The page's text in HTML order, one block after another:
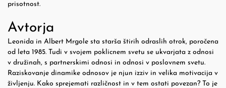
prisotnost.
Avtorja
Leonida in Albert Mrgole sta starša štirih odraslih otrok, poročena
od leta 1985. Tudi v svojem poklicnem svetu se ukvarjata z odnosi
v družinah, s partnerskimi odnosi in odnosi v poslovnem svetu.
Raziskovanje dinamike odnosov je njun izziv in velika motivacija v
življenju. Kako sprejemati različnost in v tem ostati povezan? To je